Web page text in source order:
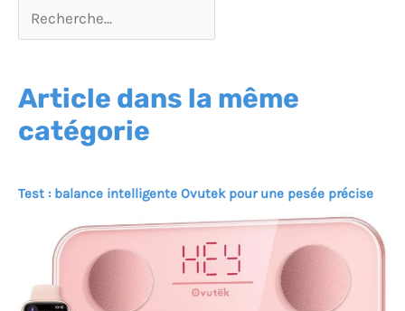
Article dans la même
catégorie
Test : balance intelligente Ovutek pour une pesée précise